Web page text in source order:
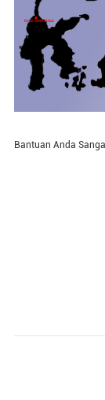
Bantuan Anda